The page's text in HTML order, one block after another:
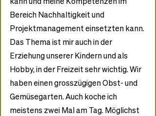
Bereich Nachhaltigkeit und
Projektmanagement einsetzten kann.
Das Thema ist mir auch in der
Erziehung unserer Kindern und als
Hobby, in der Freizeit sehr wichtig. Wir
haben einen grosszügigen Obst- und
Gemüsegarten. Auch koche ich
meistens zwei Mal am Tag. Möglichst